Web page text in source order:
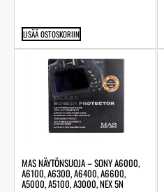
LISÄÄ OSTOSKORIIN
MAS NÄYTÖNSUOJA – SONY A6000,
A6100, A6300, A6400, A6600,
A5000, A5100, A3000, NEX 5N